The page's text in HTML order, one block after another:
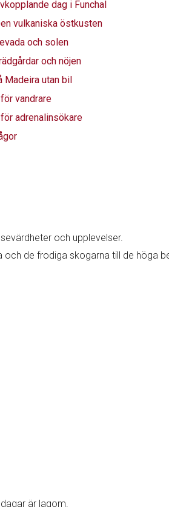
dag i Funchal
vulkaniska östkusten
och solen
och nöjen
Madeira utan bil
vandrare
adrenalinsökare
och upplevelser.
och de frodiga skogarna till de höga
är lagom.